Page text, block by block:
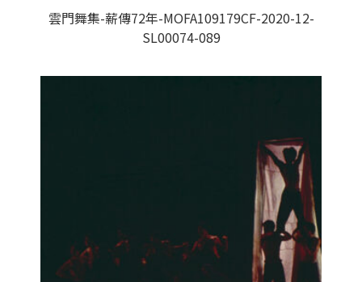
雲門舞集-薪傳72年-MOFA109179CF-2020-12-
SL00074-089